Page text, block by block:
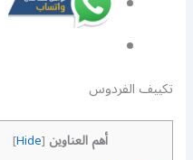
تكييف الفردوس
أهم العناوين [
Hide
]